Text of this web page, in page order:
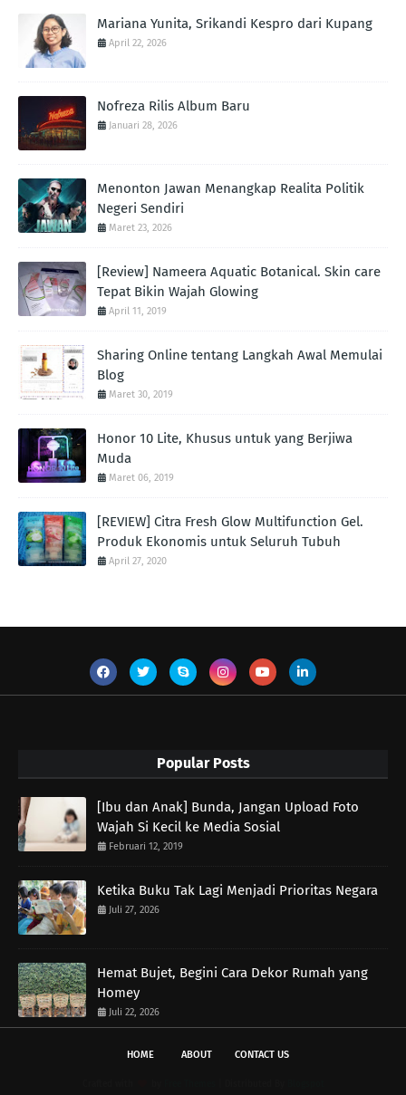
Mariana Yunita, Srikandi Kespro dari Kupang
April 22, 2026
Nofreza Rilis Album Baru
Januari 28, 2026
Menonton Jawan Menangkap Realita Politik
Negeri Sendiri
Maret 23, 2026
[Review] Nameera Aquatic Botanical. Skin care
Tepat Bikin Wajah Glowing
April 11, 2019
Sharing Online tentang Langkah Awal Memulai
Blog
Maret 30, 2019
Honor 10 Lite, Khusus untuk yang Berjiwa
Muda
Maret 06, 2019
[REVIEW] Citra Fresh Glow Multifunction Gel.
Produk Ekonomis untuk Seluruh Tubuh
April 27, 2020
Popular Posts
[Ibu dan Anak] Bunda, Jangan Upload Foto
Wajah Si Kecil ke Media Sosial
Februari 12, 2019
Ketika Buku Tak Lagi Menjadi Prioritas Negara
Juli 27, 2026
Hemat Bujet, Begini Cara Dekor Rumah yang
Homey
Juli 22, 2026
HOME ABOUT CONTACT US